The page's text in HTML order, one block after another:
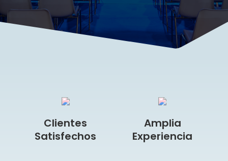
Clientes
Satisfechos
Amplia
Experiencia